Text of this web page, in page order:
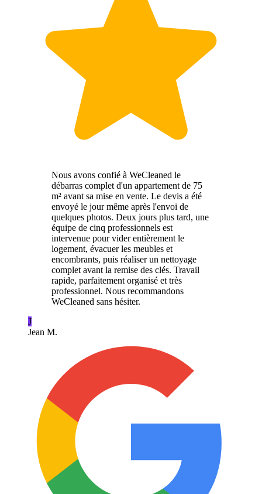
Nous avons confié à WeCleaned le
débarras complet d'un appartement de 75
m² avant sa mise en vente. Le devis a été
envoyé le jour même après l'envoi de
quelques photos. Deux jours plus tard, une
équipe de cinq professionnels est
intervenue pour vider entièrement le
logement, évacuer les meubles et
encombrants, puis réaliser un nettoyage
complet avant la remise des clés. Travail
rapide, parfaitement organisé et très
professionnel. Nous recommandons
WeCleaned sans hésiter.
J
Jean M.